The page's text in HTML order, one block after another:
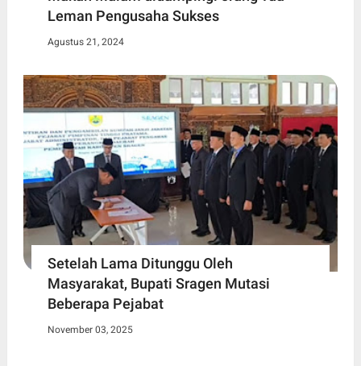
Leman Pengusaha Sukses
Agustus 21, 2024
Setelah Lama Ditunggu Oleh
Masyarakat, Bupati Sragen Mutasi
Beberapa Pejabat
November 03, 2025